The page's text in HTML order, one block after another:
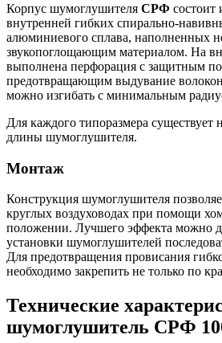
Корпус шумоглушителя СРФ состоит
внутренней гибких спирально-
алюминиевого сплава, наполненных
звукопоглощающим материалом. На
выполнена перфорация с защитным
предотвращающим выдувание
можно изгибать с минимальным
Для каждого типоразмера существует
длины шумоглушителя.
Монтаж
Конструкция шумоглушителя
круглых воздуховодах при помощи
положении. Лучшего эффекта можно
установки шумоглушителей
Для предотвращения провисания
необходимо закрепить не только по
Технические
шумоглушитель СРФ